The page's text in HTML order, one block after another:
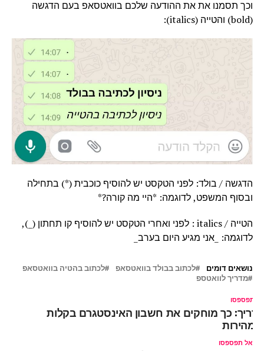
וכך תסמנו את את ההודעה שלכם בוואטסאפ בעם הדגשה
(bold) והטייה (italics):
הדגשה / בולד: לפני הטקסט יש להוסיף כוכבית (*) בתחילה
ובסוף המשפט, לדוגמה: *היי מה קורה?*
הטייה / italics : לפני ואחרי הטקסט יש להוסיף קו תחתון (_),
לדוגמה: _אני מגיע היום בערב_
נושאים דומים לכתוב בבולד בוואטסאפ
לכתוב בהטיה בוואטסאפ
מדריך לוואטספ
תפספסו
כך מוחקים את חשבון האינסטגרם בקלות
אל תפספסו